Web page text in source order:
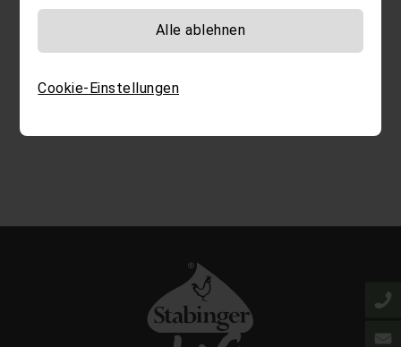
Cookie-Einstellungen
Alle ablehnen